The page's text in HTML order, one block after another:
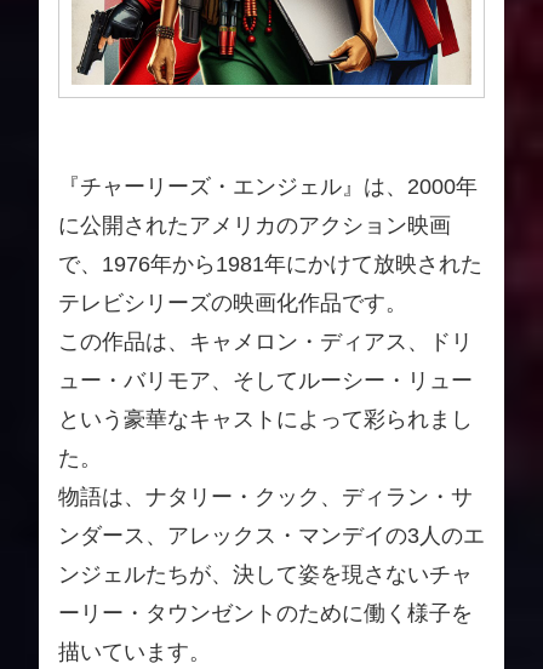
『チャーリーズ・エンジェル』は、2000年
に公開されたアメリカのアクション映画
で、1976年から1981年にかけて放映された
テレビシリーズの映画化作品です。
この作品は、キャメロン・ディアス、ドリ
ュー・バリモア、そしてルーシー・リュー
という豪華なキャストによって彩られまし
た。
物語は、ナタリー・クック、ディラン・サ
ンダース、アレックス・マンデイの3人のエ
ンジェルたちが、決して姿を現さないチャ
ーリー・タウンゼントのために働く様子を
描いています。